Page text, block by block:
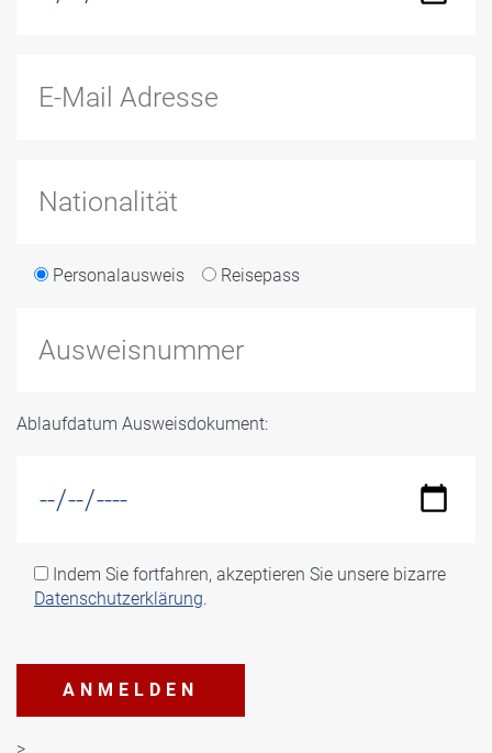
Personalausweis Reisepass
Ablaufdatum Ausweisdokument:
Indem Sie fortfahren, akzeptieren Sie unsere bizarre
Datenschutzerklärung.